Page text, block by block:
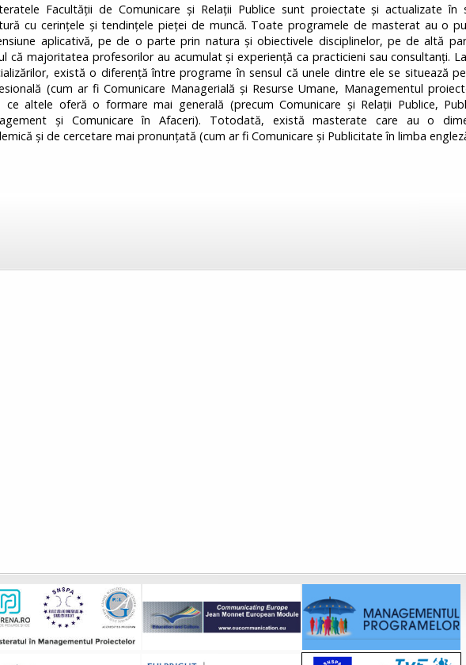
Facultății de Comunicare și Relații Publice sunt proiectate și actualizate în
cu cerințele și tendințele pieței de muncă. Toate programele de masterat au o
aplicativă, pe de o parte prin natura și obiectivele disciplinelor, pe de altă
că majoritatea profesorilor au acumulat și experiență ca practicieni sau consultanți.
există o diferență între programe în sensul că unele dintre ele se situează
(cum ar fi Comunicare Managerială și Resurse Umane, Managementul
ce altele oferă o formare mai generală (precum Comunicare și Relații Publice,
și Comunicare în Afaceri). Totodată, există masterate care au o
și de cercetare mai pronunțată (cum ar fi Comunicare și Publicitate în limba